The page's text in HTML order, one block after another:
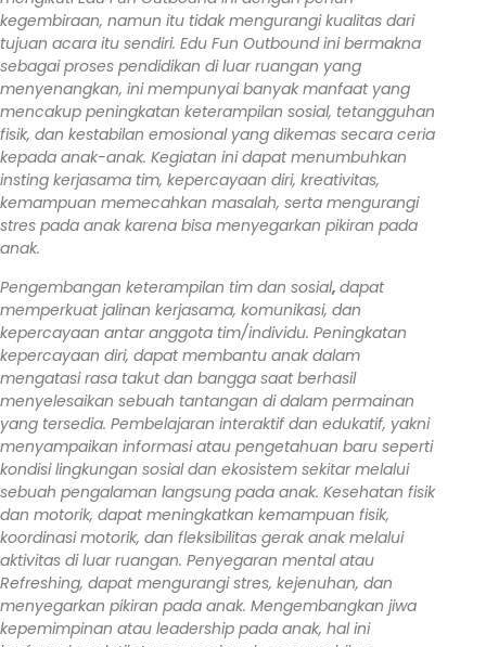
kegembiraan, namun itu tidak mengurangi kualitas dari
tujuan acara itu sendiri. Edu Fun Outbound ini bermakna
sebagai proses pendidikan di luar ruangan yang
menyenangkan, ini mempunyai banyak manfaat yang
mencakup peningkatan keterampilan sosial, tetangguhan
fisik, dan kestabilan emosional yang dikemas secara ceria
kepada anak-anak. Kegiatan ini dapat menumbuhkan
insting kerjasama tim, kepercayaan diri, kreativitas,
kemampuan memecahkan masalah, serta mengurangi
stres pada anak karena bisa menyegarkan pikiran pada
anak.
Pengembangan keterampilan tim dan sosial, dapat
memperkuat jalinan kerjasama, komunikasi, dan
kepercayaan antar anggota tim/individu. Peningkatan
kepercayaan diri, dapat membantu anak dalam
mengatasi rasa takut dan bangga saat berhasil
menyelesaikan sebuah tantangan di dalam permainan
yang tersedia. Pembelajaran interaktif dan edukatif, yakni
menyampaikan informasi atau pengetahuan baru seperti
kondisi lingkungan sosial dan ekosistem sekitar melalui
sebuah pengalaman langsung pada anak. Kesehatan fisik
dan motorik, dapat meningkatkan kemampuan fisik,
koordinasi motorik, dan fleksibilitas gerak anak melalui
aktivitas di luar ruangan. Penyegaran mental atau
Refreshing, dapat mengurangi stres, kejenuhan, dan
menyegarkan pikiran pada anak. Mengembangkan jiwa
kepemimpinan atau leadership pada anak, hal ini